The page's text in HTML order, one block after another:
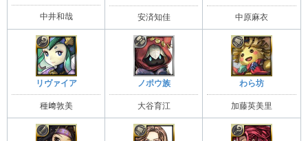
中井和哉 安済知佳 中原麻衣
リヴァイア
種﨑敦美
ノポウ族
大谷育江
わら坊
加藤英美里